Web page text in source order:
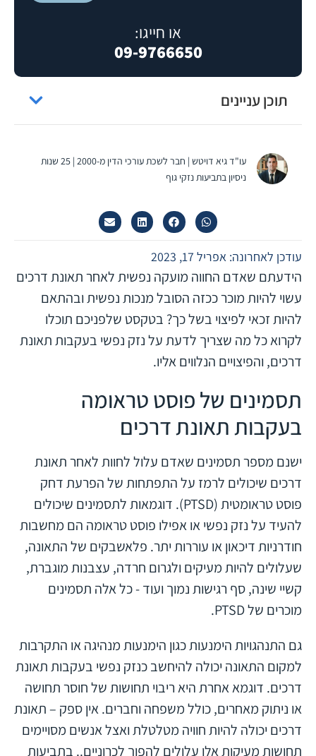
עו"ד גיא דויטש | חבר לשכת עורכי הדין מ-2000 | 25 שנות
ניסיון בתביעות נזקי גוף
עודכן לאחרונה: אפריל 17, 2023
הידעתם שאדם החווה מועקה נפשית לאחר תאונת דרכים
עשוי להיות מוכר ככזה הסובל מנכות נפשית ובהתאם
להיות זכאי לפיצוי בשל כך? בטקסט שלפניכם תוכלו
לקרוא כל מה שצריך לדעת על נזק נפשי בעקבות תאונת
דרכים, והפיצויים הנלווים אליו.
תסמינים של פוסט טראומה
בעקבות תאונת דרכים
ישנם מספר תסמינים שאדם עלול לחוות לאחר תאונת
דרכים שיכולים לרמז על התפתחות של הפרעת דחק
פוסט טראומטית (PTSD). דוגמאות לתסמינים שיכולים
להעיד על נזק נפשי או אפילו פוסט טראומה הם מחשבות
חודרניות דיכאון או עוררות יתר. פלאשבקים של התאונה,
שעלולים להיות מעיקים ולגרום חרדה, עצבנות מוגברת,
קשיי שינה, סף רגישות נמוך ועוד - כל אלה תסמינים
מוכרים של PTSD.
גם התנהגויות הימנעות כגון הימנעות מנהיגה או התקרבות
למקום התאונה יכולה להיחשב כנזק נפשי בעקבות תאונת
דרכים. דוגמא אחרת היא ריבוי תחושות של חוסר תחושה
או ניתוק מאחרים, כולל משפחה וחברים. אין ספק – תאונת
דרכים יכולה להיות חוויה מטלטלת ואצל אנשים מסויימים
תחושות מעיקות אלו עלולים להפוך לכרוניים.. בתביעות
או חייגו:
09-9766650
תוכן עניינים